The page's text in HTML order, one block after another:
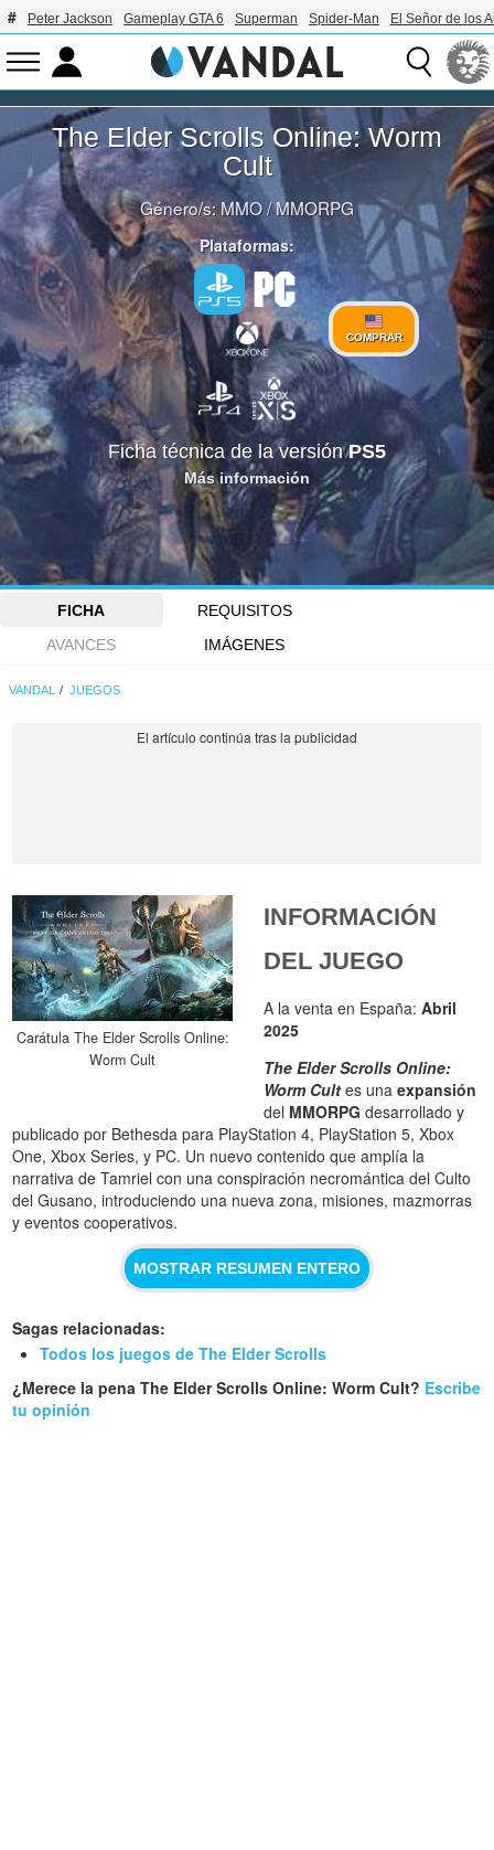
Peter Jackson Gameplay GTA 6 Superman Spider-Man El Señor de los
The Elder Scrolls Online: Worm
Cult
Género/s:MMO/MMORPG
Plataformas:
COMPRAR
Ficha técnica de la versiónPS5
Más información
FICHA
REQUISITOS
AVANCES
IMÁGENES
VANDAL JUEGOS
Carátula The Elder Scrolls Online:
Worm Cult
INFORMACIÓN
DEL JUEGO
A la venta en España:Abril
2025
The Elder Scrolls Online:
Worm Cult es unaexpansión
del MMORPG desarrollado y
publicado por Bethesda para PlayStation 4, PlayStation 5, Xbox
One, Xbox Series, y PC. Un nuevo contenido que amplía la
narrativa de Tamriel con una conspiración necromántica del Culto
del Gusano, introduciendo una nueva zona, misiones, mazmorras
y eventos cooperativos.
MOSTRAR RESUMEN ENTERO
Sagas relacionadas:
Todos los juegos de The Elder Scrolls
¿Merece la pena The Elder Scrolls Online: Worm Cult? Escribe
tu opinión